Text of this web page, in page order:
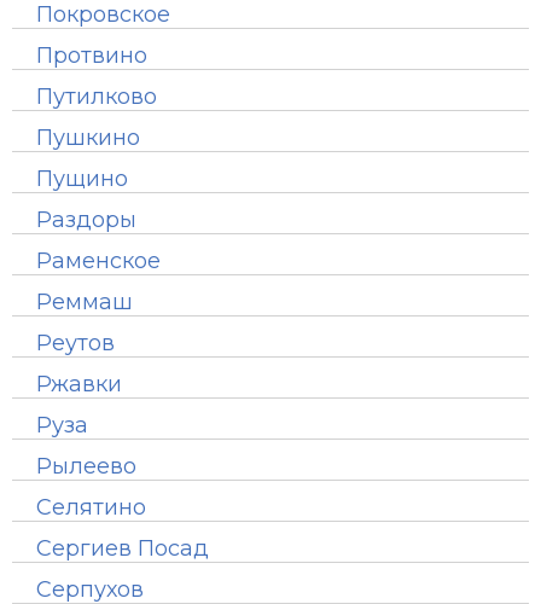
Покровское
Протвино
Путилково
Пушкино
Пущино
Раздоры
Раменское
Реммаш
Реутов
Ржавки
Руза
Рылеево
Селятино
Сергиев Посад
Серпухов